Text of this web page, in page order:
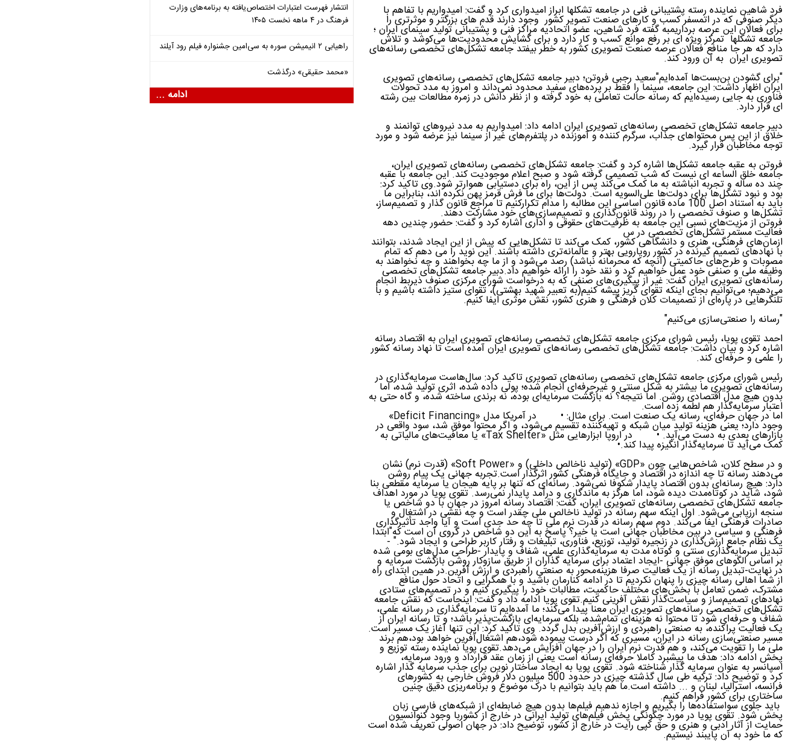
فرد شاهین نماینده رسته پشتیبانی فنی در جامعه تشکلها ابراز امیدواری کرد و گفت: امیدواریم با تفاهم با
دیگر صنوفی که در اتمسفر کسب و کارهای صنعت تصویر کشور وجود دارند قدم های بزرگتر و موثرتری را
برای فعالان این عرصه برداریمبه گفته فرد شاهین، عضو اتحادیه مراکز فنی و پشتیبانی تولید سینمای ایران ؛
جامعه تشکلها تمرکز ویژه ای بر رفع موانع کسب و کار دارد و برای گشایش محدودیت‌ها می‌کوشد و تلاش
دارد که هر جا منافع فعالان عرصه صنعت تصویری کشور به خطر بیفتد جامعه تشکل‌های تخصصی رسانه‌‌های
تصویری ایران به آن ورود کند.
"برای گشودن بن‌بست‌ها آمده‌ایم"سعید رجبی فروتن؛ دبیر جامعه تشکل‌های تخصصی رسانه‌‌های تصویری
ایران اظهار داشت: این جامعه، سینما را فقط بر پرده‌های سفید محدود نمی‌داند و امروز به مدد تحولات
فناوری به جایی رسیده‌ایم که رسانه حالت تعاملی به خود گرفته و از نظر دانش در زمره مطالعات بین رشته
ای قرار دارد.
دبیر جامعه تشکل‌های تخصصی رسانه‌‌های تصویری ایران ادامه داد: امیدواریم به مدد نیروهای توانمند و
خلاق از این پس محتواهای جذاب، سرگرم کننده و آموزنده در پلتفرم‌های غیر از سینما نیز عرضه شود و مورد
توجه مخاطبان قرار گیرد.
فروتن به عقبه جامعه تشکل‌ها اشاره کرد و گفت: جامعه تشکل‌های تخصصی رسانه‌‌های تصویری ایران،
جامعه خلق الساعه ای نیست که شب تصمیمی گرفته شود و صبح اعلام موجودیت کند. این جامعه با عقبه
چند ده ساله و تجربه انباشته به ما کمک می‌کند پس از این، راه برای دستیابی هموارتر شود.وی تاکید کرد:
بود و نبود تشکل‌ها برای دولت‌ها علی‌السویه است. دولت‌ها برای ما فرش قرمز پهن نکرده اند، بنابراین ما
باید به استناد اصل 100 ماده قانون اساسی این مطالبه را مدام تکرارکنیم تا مراجع قانون گذار و تصمیم‌ساز،
تشکل‌ها و صنوف تخصصی را در روند قانون‌گذاری و تصمیم‌سازی‌های خود مشارکت دهند.
فروتن از مزیت‌های نسبی این جامعه به ظرفیت‌های حقوقی و اداری اشاره کرد و گفت: حضور چندین دهه
فعالیت مستمر تشکل‌های تخصصی در س
ازمان‌های فرهنگی، هنری و دانشگاهی کشور، کمک می‌کند تا تشکل‌هایی که پیش از این ایجاد شدند، بتوانند
با نهادهای تصمیم گیرنده در کشور رویارویی بهتر و عالمانه‌تری داشته باشند. این نوید را می دهم که تمام
مصوبات و طرح‌های حاکمیتی (آنچه که محرمانه نباشد) رصد می‌شود و از ما چه بخواهند و چه نخواهند به
وظیفه ملی و صنفی خود عمل خواهیم کرد و نقد خود را ارائه خواهیم داد.دبیر جامعه تشکل‌های تخصصی
رسانه‌‌های تصویری ایران گفت: غیر از پیگیری‌های صنفی که به درخواست شورای مرکزی صنوف ذیربط انجام
می‌دهیم؛ می‌توانیم بجای اینکه تقوای گریز پیشه کنیم(به تعبیر شهید بهشتی)، تقوای ستیز داشته باشیم و با
تلنگرهایی در پاره‌ای از تصمیمات کلان فرهنگی و هنری کشور، نقش موثری ایفا کنیم.
"رسانه را صنعتی‌سازی می‌کنیم"
احمد تقوی پویا، رئیس شورای مرکزی جامعه تشکل‌های تخصصی رسانه‌‌های تصویری ایران به اقتصاد رسانه
اشاره کرد و بیان داشت: جامعه تشکل‌های تخصصی رسانه‌‌های تصویری ایران آمده است تا نهاد رسانه کشور
را علمی و حرفه‌ای کند.
رئیس شورای مرکزی جامعه تشکل‌های تخصصی رسانه‌‌های تصویری تاکید کرد: سال‌هاست سرمایه‌گذاری در
رسانه‌های تصویری ما بیشتر به شکل سنتی و غیرحرفه‌ای انجام شده؛ پولی داده شده، اثری تولید شده، اما
بدون هیچ مدل اقتصادی روشن. اما نتیجه؟ نه بازگشت سرمایه‌ای بوده، نه برندی ساخته شده، و گاه حتی به
اعتبار سرمایه‌گذار هم لطمه زده است.
اما در جهان حرفه‌ای، رسانه یک صنعت است. برای مثال: • در آمریکا مدل «Deficit Financing»
وجود دارد؛ یعنی هزینه تولید میان شبکه و تهیه‌کننده تقسیم می‌شود، و اگر محتوا موفق شد، سود واقعی در
بازارهای بعدی به دست می‌آید. • در اروپا ابزارهایی مثل «Tax Shelter» یا معافیت‌های مالیاتی به
کمک می‌آید تا سرمایه‌گذار انگیزه پیدا کند.•
و در سطح کلان، شاخص‌هایی چون «GDP» (تولید ناخالص داخلی) و «Soft Power» (قدرت نرم) نشان
می‌دهند رسانه تا چه اندازه در اقتصاد و جایگاه فرهنگی کشور اثرگذار است.تجربه جهانی یک پیام روشن
دارد: هیچ رسانه‌ای بدون اقتصاد پایدار شکوفا نمی‌شود. رسانه‌ای که تنها بر پایه هیجان یا سرمایه مقطعی بنا
شود، شاید در کوتاه‌مدت دیده شود، اما هرگز به ماندگاری و درآمد پایدار نمی‌رسد. تقوی پویا در مورد اهداف
جامعه تشکل‌های تخصصی رسانه‌‌های تصویری ایران، گفت: اقتصاد رسانه امروز در جهان با دو شاخص یا
سنجه ارزیابی می‌شود. اول اینکه سهم رسانه در تولید ناخالص ملی چقدر است و چه نقشی در اشتغال و
صادرات فرهنگی ایفا می‌کند. دوم سهم رسانه در قدرت نرم ملی تا چه حد جدی است و آیا واجد تأثیرگذاری
فرهنگی و سیاسی در بین مخاطبان جهانی است یا خیر؟ پاسخ به این دو شاخص در گروی آن است که"ابتدا
یک نظام جامع ارزش‌گذاری در زنجیره تولید، توزیع، فناوری، تبلیغات و رفتار کاربر طراحی و ایجاد شود." -
تبدیل سرمایه‌گذاری سنتی و کوتاه مدت به سرمایه‌گذاری علمی، شفاف و پایدار -طراحی مدل‌های بومی شده
بر اساس الگوهای موفق جهانی -ایجاد اعتماد برای سرمایه گذاران از طریق سازوکار روشن بازگشت سرمایه و
در نهایت-تبدیل رسانه از یک فعالیت صرفا هزینه‌محور به صنعتی راهبردی و ارزش آفرین.در همین ابتدای راه
از شما اهالی رسانه چیزی را پنهان نکردیم تا در ادامه کنارمان باشید و با همگرایی و اتحاد حول منافع
مشترک، ضمن تعامل با بخش‌های مختلف حاکمیت، مطالبات خود را پیگیری کنیم و در تصمیم‌های ستادی
نهادهای تصمیم‌ساز و سیاست‌گذار نقش آفرینی کنیم.تقوی پویا ادامه داد و گفت: اینجاست که نقش جامعه
تشکل‌های تخصصی رسانه‌های تصویری ایران معنا پیدا می‌کند؛ ما آمده‌ایم تا سرمایه‌گذاری در رسانه علمی،
شفاف و حرفه‌ای شود تا محتوا نه هزینه‌ای تمام‌شده، بلکه سرمایه‌ای بازگشت‌پذیر باشد؛ و تا رسانه ایران از
یک فعالیت پراکنده، به صنعتی راهبردی و ارزش‌آفرین بدل گردد. وی تاکید کرد: این تنها آغاز یک مسیر است.
مسیر صنعتی‌سازی رسانه در ایران، مسیری که اگر درست پیموده شود،هم اشتغال‌آفرین خواهد بود،هم برند
ملی ما را تقویت می‌کند، و هم قدرت نرم ایران را در جهان افزایش می‌دهد.تقوی پویا نماینده رسته توزیع و
پخش ادامه داد: هدف ما پیشبرد کاملا حرفه‌ای رسانه است یعنی از زمان عقد قرارداد و ورود سرمایه،
اسپانسر به عنوان سرمایه گذار شناخته شود. تقوی پویا به ایجاد ساختار نوین برای جذب سرمایه گذار اشاره
کرد و توضیح داد: ترکیه طی سال گذشته چیزی در حدود 500 میلیون دلار فروش خارجی به کشورهای
فرانسه، استرالیا، لبنان و ... داشته است.ما هم باید بتوانیم با درک موضوع و برنامه‌ریزی دقیق چنین
ساختاری برای کشور فراهم کنیم.
باید جلوی سواستفاده‌ها را بگیریم و اجازه ندهیم فیلم‌ها بدون هیچ ضابطه‌ای از شبکه‌های فارسی زبان
پخش شود. تقوی پویا در مورد چگونگی پخش فیلم‌های تولید ایرانی در خارج از کشوربا وجود کنوانسیون
حمایت از آثار ادبی و هنری و حق کپی رایت در خارج از کشور، توضیح داد: در جهان اصولی تعریف شده است
که ما خود به آن‌ پایبند نیستیم.
انتشار فهرست اعتبارات اختصاص‌یافته به برنامه‌های وزارت
فرهنگ در ۴ ماهه نخست ۱۴۰۵
راهیابی ۲ انیمیشن سوره به سی‌امین جشنواره فیلم رود آیلند
«محمد حقیقی» درگذشت
ادامه ...